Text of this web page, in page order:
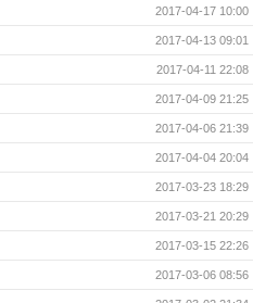
2017-04-17 10:00
2017-04-13 09:01
2017-04-11 22:08
2017-04-09 21:25
2017-04-06 21:39
2017-04-04 20:04
2017-03-23 18:29
2017-03-21 20:29
2017-03-15 22:26
2017-03-06 08:56